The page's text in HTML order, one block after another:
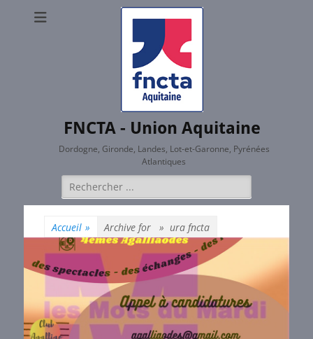
FNCTA - Union Aquitaine
Dordogne, Gironde, Landes, Lot-et-Garonne, Pyrénées
Atlantiques
Rechercher :
Accueil » Archive for » ura fncta